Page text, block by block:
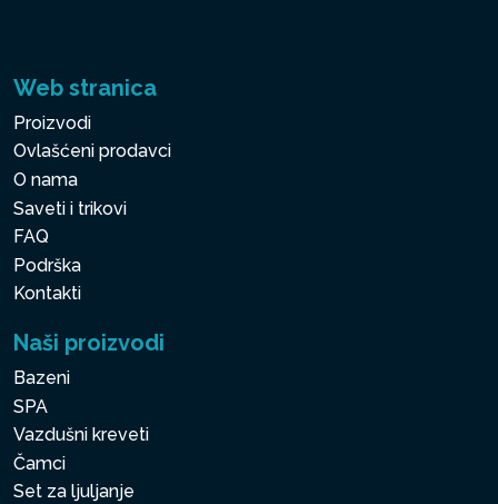
Web stranica
Proizvodi
Ovlašćeni prodavci
O nama
Saveti i trikovi
FAQ
Podrška
Kontakti
Naši proizvodi
Bazeni
SPA
Vazdušni kreveti
Čamci
Set za ljuljanje